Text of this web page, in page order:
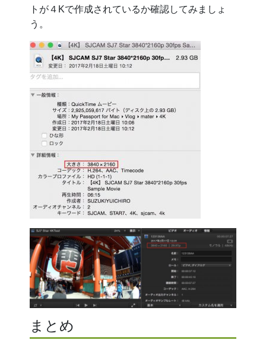
トが４Kで作成されているか確認してみましょ
う。
まとめ